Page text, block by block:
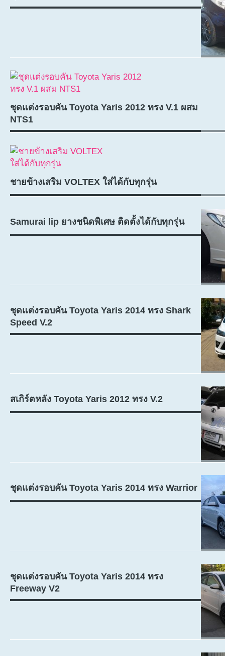
ชุดแต่งรอบคัน Toyota Yaris 2012 ทรง V.1 ผสม
NTS1
ชายข้างเสริม VOLTEX ใส่ได้กับทุกรุ่น
Samurai lip ยางชนิดพิเศษ ติดตั้งได้กับทุกรุ่น
ชุดแต่งรอบคัน Toyota Yaris 2014 ทรง Shark
Speed V.2
สเกิร์ตหลัง Toyota Yaris 2012 ทรง V.2
ชุดแต่งรอบคัน Toyota Yaris 2014 ทรง Warrior
ชุดแต่งรอบคัน Toyota Yaris 2014 ทรง
Freeway V2